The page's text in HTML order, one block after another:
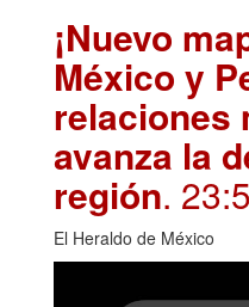
¡Nuevo
México y
relaciones
avanza la
región.
El Heraldo de México